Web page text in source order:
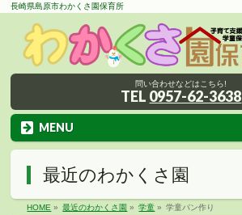
長崎県島原市わかくさ園保育所
問い合わせなどはこちら!
TEL 0957-62-3638
MENU
最近のわかくさ園
HOME » 最近のわかくさ園 » 学童 » 学童パン作り